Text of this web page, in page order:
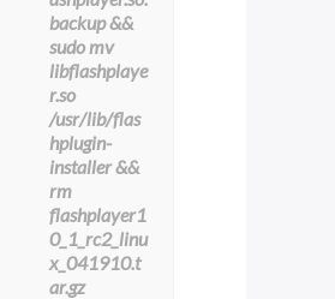
backup &&
sudo mv
libflashplaye
r.so
/usr/lib/flas
hplugin-
installer &&
rm
flashplayer1
0_1_rc2_linu
x_041910.t
ar.gz